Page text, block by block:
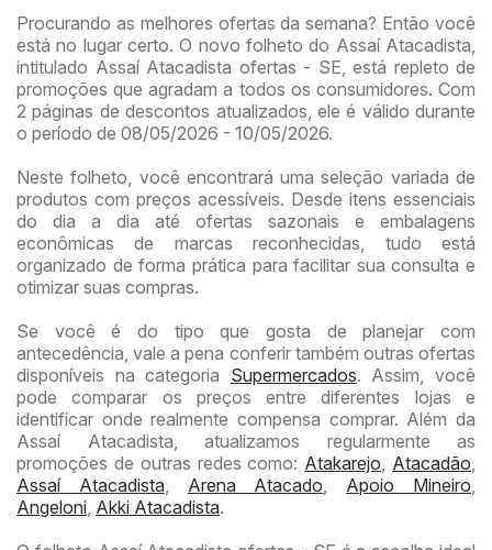
Procurando as melhores ofertas da semana? Então você
está no lugar certo. O novo folheto do Assaí Atacadista,
intitulado Assaí Atacadista ofertas - SE, está repleto de
promoções que agradam a todos os consumidores. Com
2 páginas de descontos atualizados, ele é válido durante
o período de 08/05/2026 - 10/05/2026.
Neste folheto, você encontrará uma seleção variada de
produtos com preços acessíveis. Desde itens essenciais
do dia a dia até ofertas sazonais e embalagens
econômicas de marcas reconhecidas, tudo está
organizado de forma prática para facilitar sua consulta e
otimizar suas compras.
Se você é do tipo que gosta de planejar com
antecedência, vale a pena conferir também outras ofertas
disponíveis na categoria Supermercados. Assim, você
pode comparar os preços entre diferentes lojas e
identificar onde realmente compensa comprar. Além da
Assaí Atacadista, atualizamos regularmente as
promoções de outras redes como: Atakarejo, Atacadão,
Assaí Atacadista, Arena Atacado, Apoio Mineiro,
Angeloni, Akki Atacadista.